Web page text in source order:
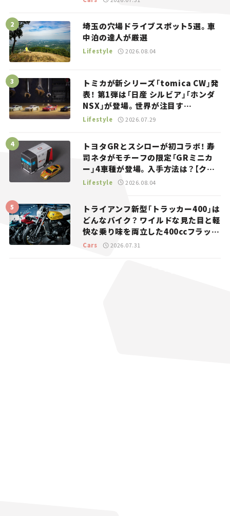
埼玉の穴場ドライブスポット5選。車
中泊の達人が厳選
Lifestyle 2026.08.04
トミカが新シリーズ「tomica CW」発
表！ 第1弾は「日産 シルビア」「ホンダ
NSX」が登場。世界が注目す
る“JDM”に焦点【クルマとホビー】
Lifestyle 2026.07.29
トヨタGRとスシローが初コラボ！ 寿
司ネタがモチーフの限定「GRミニカ
ー」4車種が登場。入手方法は？【クル
マとホビー】
Lifestyle 2026.08.04
トライアンフ新型「トラッカー400」は
どんなバイク？ ワイルドな見た目と軽
快な乗り味を両立した400ccフラット
トラッカー【試乗レビュー】
Cars 2026.07.31